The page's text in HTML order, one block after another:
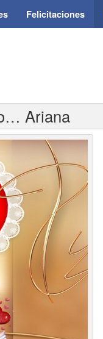
Felicitaciones
Ariana